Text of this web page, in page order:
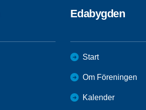
Edabygden
Start
Om Föreningen
Kalender